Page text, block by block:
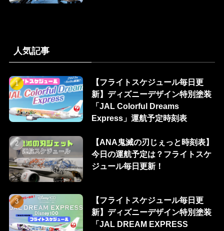
人気記事
【フライトスケジュール毎日更
新】ディズニーデザイン特別塗装
「JAL Colorful Dreams
Express」運航予定時刻表
【ANA鬼滅の刃じぇっと時刻表】
今日の運航予定は？フライトスケ
ジュール毎日更新！
【フライトスケジュール毎日更
新】ディズニーデザイン特別塗装
「JAL DREAM EXPRESS